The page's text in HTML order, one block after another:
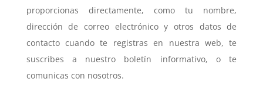
proporcionas directamente, como tu nombre,
dirección de correo electrónico y otros datos de
contacto cuando te registras en nuestra web, te
suscribes a nuestro boletín informativo, o te
comunicas con nosotros.